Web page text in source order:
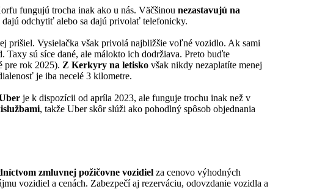
fungujú trocha inak ako u nás. Väčšinou nezastavujú na
odchytiť alebo sa dajú privolať telefonicky.
prišiel. Vysielačka však privolá najbližšie voľné vozidlo. Ak sami
Taxy sú síce dané, ale málokto ich dodržiava. Preto buďte
pre rok 2025). Z Kerkyry na letisko však nikdy nezaplatíte menej
je iba necelé 3 kilometre.
je k dispozícii od apríla 2023, ale funguje trochu inak než v
, takže Uber skôr slúži ako pohodlný spôsob objednania
zmluvnej požičovne vozidiel za cenovo výhodných
vozidiel a cenách. Zabezpečí aj rezerváciu, odovzdanie vozidla a